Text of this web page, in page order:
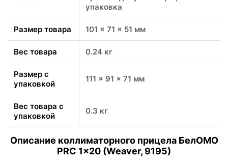
упаковка
Размер товара 101 x 71 x 51 мм
Вес товара 0.24 кг
Размер с
упаковкой
111 x 91 x 71 мм
Вес товара с
упаковкой
0.3 кг
Описание коллиматорного прицела БелОМО
PRC 1x20 (Weaver, 9195)